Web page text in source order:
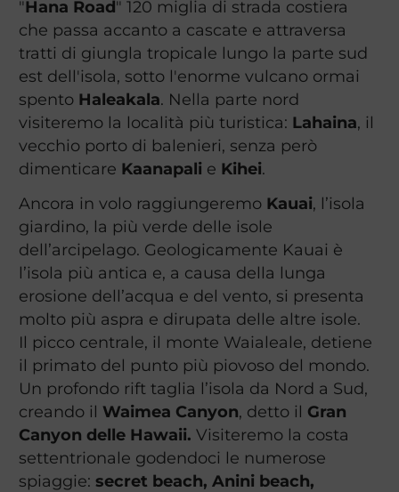
"Hana Road" 120 miglia di strada costiera
che passa accanto a cascate e attraversa
tratti di giungla tropicale lungo la parte sud
est dell'isola, sotto l'enorme vulcano ormai
spento Haleakala. Nella parte nord
visiteremo la località più turistica: Lahaina, il
vecchio porto di balenieri, senza però
dimenticare Kaanapalie Kihei.
Ancora in volo raggiungeremo Kauai, l’isola
giardino, la più verde delle isole
dell’arcipelago. Geologicamente Kauai è
l’isola più antica e, a causa della lunga
erosione dell’acqua e del vento, si presenta
molto più aspra e dirupata delle altre isole.
Il picco centrale, il monte Waialeale, detiene
il primato del punto più piovoso del mondo.
Un profondo rift taglia l’isola da Nord a Sud,
creando il Waimea Canyon, detto il Gran
Canyon delle Hawaii. Visiteremo la costa
settentrionale godendoci le numerose
spiaggie: secret beach, Anini beach,